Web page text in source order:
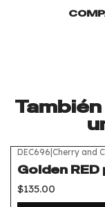
DEC696|Cherry and
Golden
$135.00